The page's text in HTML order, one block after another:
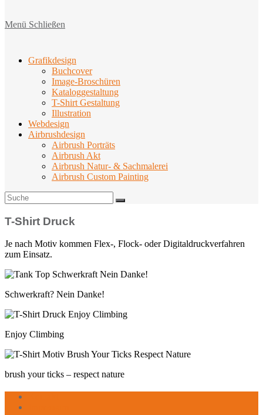
Menü Schließen
Grafikdesign
Buchcover
Image-Broschüren
Kataloggestaltung
T-Shirt Gestaltung
Illustration
Webdesign
Airbrushdesign
Airbrush Porträts
Airbrush Akt
Airbrush Natur- & Sachmalerei
Airbrush Custom Painting
T-Shirt Druck
Je nach Motiv kommen Flex-, Flock- oder Digitaldruckverfahren
zum Einsatz.
Schwerkraft? Nein Danke!
Enjoy Climbing
brush your ticks – respect nature